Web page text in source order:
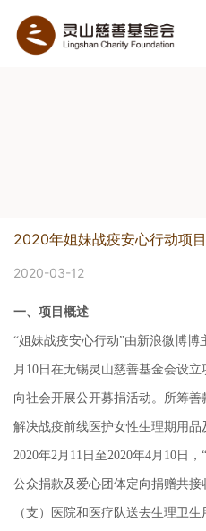
2020年姐妹战疫安心行动项
2020-03-12
一、项目概述
“姐妹战疫安心行动”由新浪微博博
月10日在无锡灵山慈善基金会设
向社会开展公开募捐活动。所筹
解决战疫前线医护女性生理期用品
2020年2月11日至2020年4月10日，
公众捐款及爱心团体定向捐赠共接
（支）医院和医疗队送去生理卫